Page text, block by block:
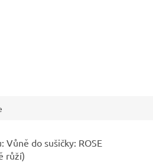
Vůně do sušičky: ROSE
růží)